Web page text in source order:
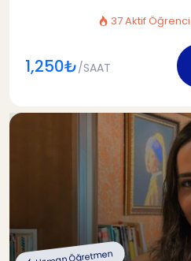
37 Aktif
1,250₺/SAAT